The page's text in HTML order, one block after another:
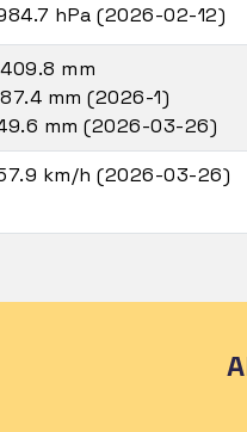
hPa (2026-02-12)
409.8 mm
87.4 mm (2026-1)
mm (2026-03-26)
km/h (2026-03-26)